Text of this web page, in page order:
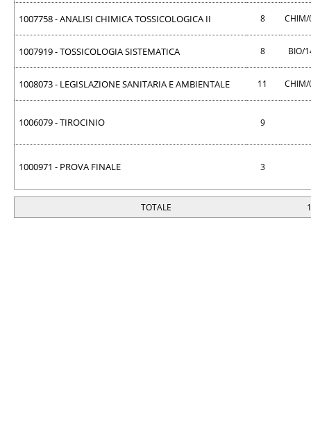
1007758 - ANALISI CHIMICA TOSSICOLOGICA II 8
1007919 - TOSSICOLOGIA SISTEMATICA 8 BIO/
1008073 - LEGISLAZIONE SANITARIA E AMBIENTALE 11
1006079 - TIROCINIO 9
1000971 - PROVA FINALE 3
TOTALE